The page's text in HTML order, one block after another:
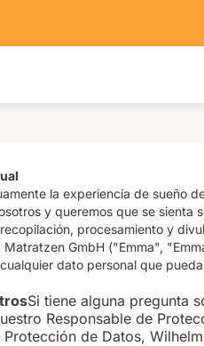
la experiencia de sueño
y queremos que se sienta
procesamiento y
GmbH ("Emma",
dato personal que
Si tiene alguna pregunta
Responsable de
de Datos,